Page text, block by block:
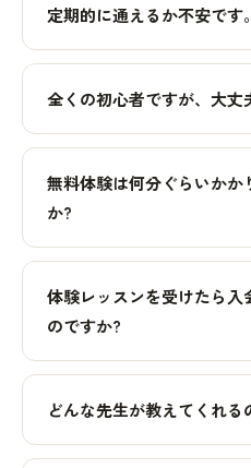
定期的に通えるか不安です。
全くの初心者ですが、大丈
無料体験は何分ぐらいかか
か?
体験レッスンを受けたら入
のですか?
どんな先生が教えてくれる